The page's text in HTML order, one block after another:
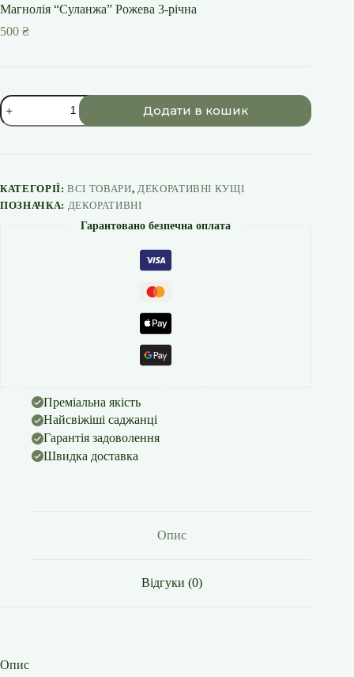
Магнолія “Суланжа” Рожева 3-річна
500 ₴
Магнолія
"Суланжа"
Рожева
Додати в кошик
КАТЕГОРІЇ:ВСІ ТОВАРИ, ДЕКОРАТИВНІ КУЩІ
ПОЗНАЧКА: ДЕКОРАТИВНІ
Гарантовано безпечна оплата
Преміальна якість
Найсвіжіші саджанці
Гарантія задоволення
Швидка доставка
Опис
Відгуки (0)
Опис